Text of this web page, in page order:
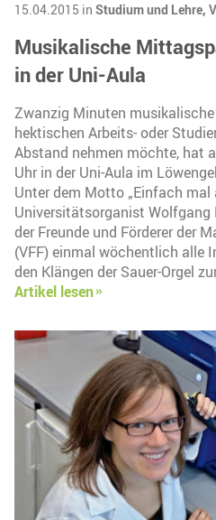
15.04.2015 in Studium und Lehre,
Musikalische
in der Uni-Aula
Zwanzig Minuten musikalische
hektischen Arbeits- oder
Abstand nehmen möchte, hat
Uhr in der Uni-Aula im
Unter dem Motto „Einfach mal
Universitätsorganist Wolfgang
der Freunde und Förderer der
(VFF) einmal wöchentlich alle
den Klängen der Sauer-Orgel
Artikel lesen